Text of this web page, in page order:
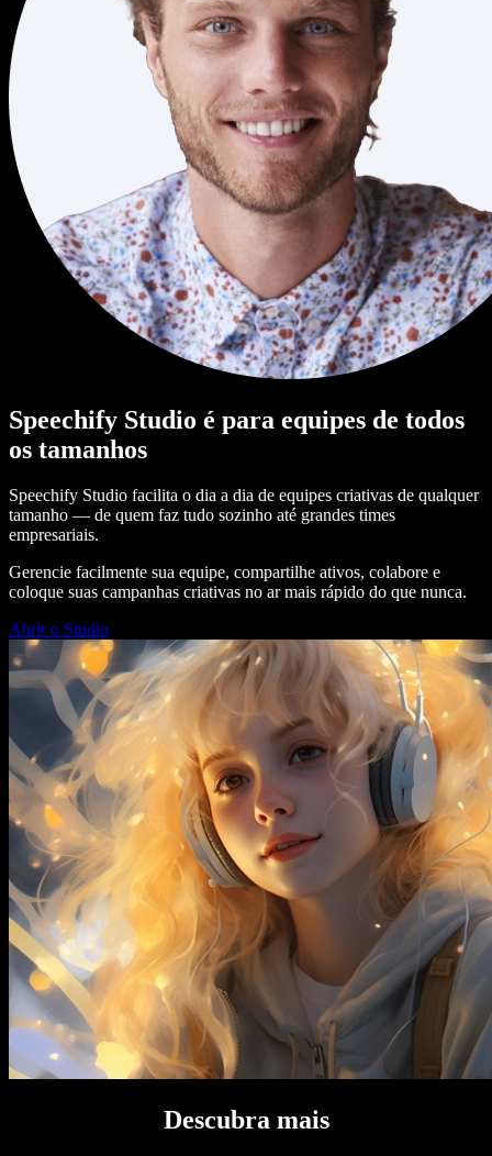
Speechify Studio é para equipes de todos
os tamanhos
Speechify Studio facilita o dia a dia de equipes criativas de qualquer
tamanho — de quem faz tudo sozinho até grandes times
empresariais.
Gerencie facilmente sua equipe, compartilhe ativos, colabore e
coloque suas campanhas criativas no ar mais rápido do que nunca.
Abrir o Studio
Descubra mais